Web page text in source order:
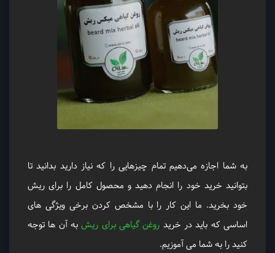
به شما اجازه می‌دهیم تمام چیزهایی را که نیاز دارید بدانید تا
بتوانید خرید خود را انجام دهید و محصول کامل را برای ریش
خود بخرید. ما این کار را با مشخص کردن برخی ویژگی ‌های
اساسی که باید در خرید روغن گیاهی برای ریشبه آن ها توجه
کنید را به شما می آموزیم.